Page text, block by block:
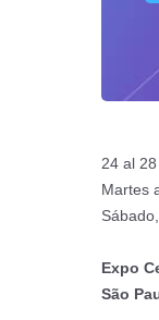
24 al
Martes
Expo
São